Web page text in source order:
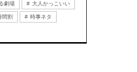
劇場 大人かっこいい
間割 時事ネタ